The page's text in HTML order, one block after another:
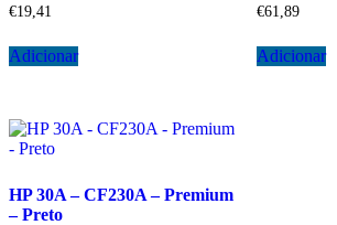
€19,41
Adicionar
€61,89
Adicionar
HP 30A – CF230A – Premium
– Preto